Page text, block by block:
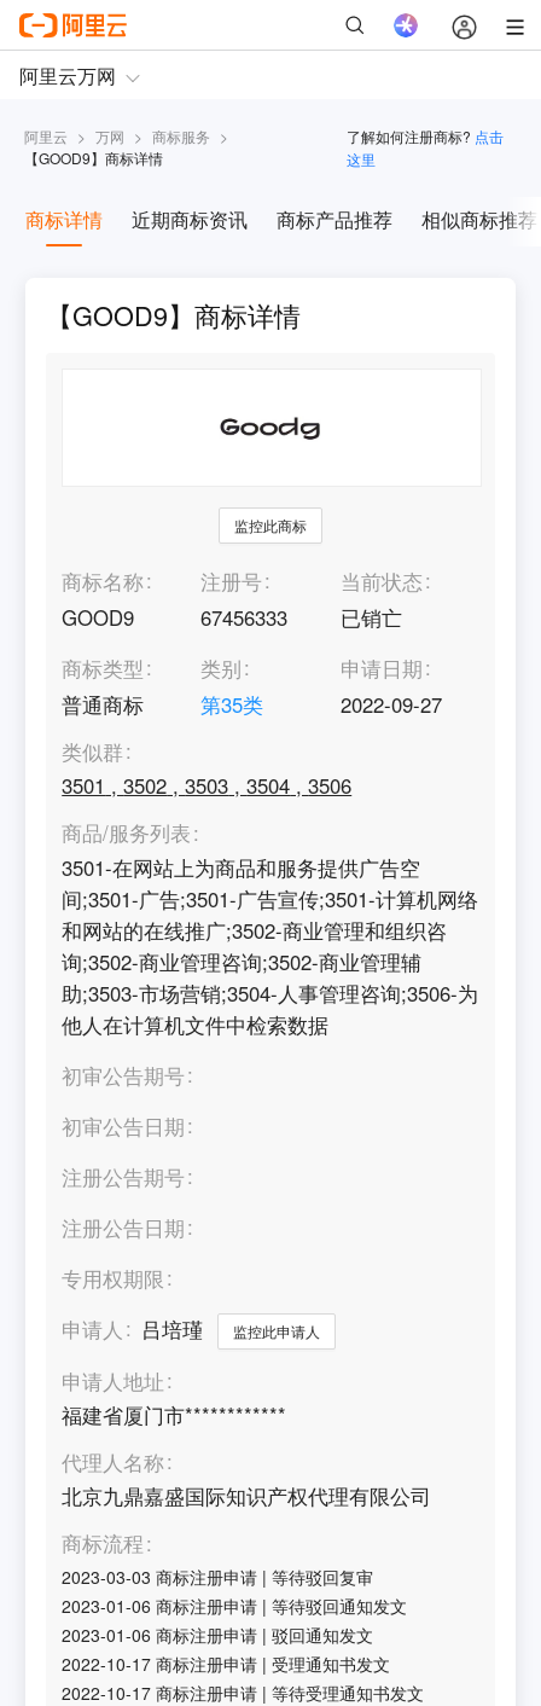
阿里云 > 万网 > 商标服务 >
【GOOD9】商标详情
了解如何注册商标? 点击
这里
商标详情 近期商标资讯 商标产品推荐 相似商标推荐
【GOOD9】商标详情
监控此商标
商标名称
GOOD9
注册号
67456333
当前状态
已销亡
商标类型
普通商标
类别
第35类
申请日期
2022-09-27
类似群
3501 ,3502 ,3503 ,3504 ,3506
商品/服务列表
3501-在网站上为商品和服务提供广告空
间;3501-广告;3501-广告宣传;3501-计算机网络
和网站的在线推广;3502-商业管理和组织咨
询;3502-商业管理咨询;3502-商业管理辅
助;3503-市场营销;3504-人事管理咨询;3506-为
他人在计算机文件中检索数据
初审公告期号
初审公告日期
注册公告期号
注册公告日期
专用权期限
申请人
吕培瑾 监控此申请人
申请人地址
福建省厦门市************
代理人名称
北京九鼎嘉盛国际知识产权代理有限公司
商标流程
2023-03-03 商标注册申请 |等待驳回复审
2023-01-06 商标注册申请 |等待驳回通知发文
2023-01-06 商标注册申请 |驳回通知发文
2022-10-17 商标注册申请 |受理通知书发文
2022-10-17 商标注册申请 |等待受理通知书发文